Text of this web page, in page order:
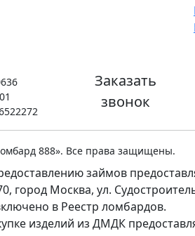
Заказать
звонок
888». Все права защищены.
займов
город Москва, ул.
в Реестр ломбардов.
изделий из ДМДК